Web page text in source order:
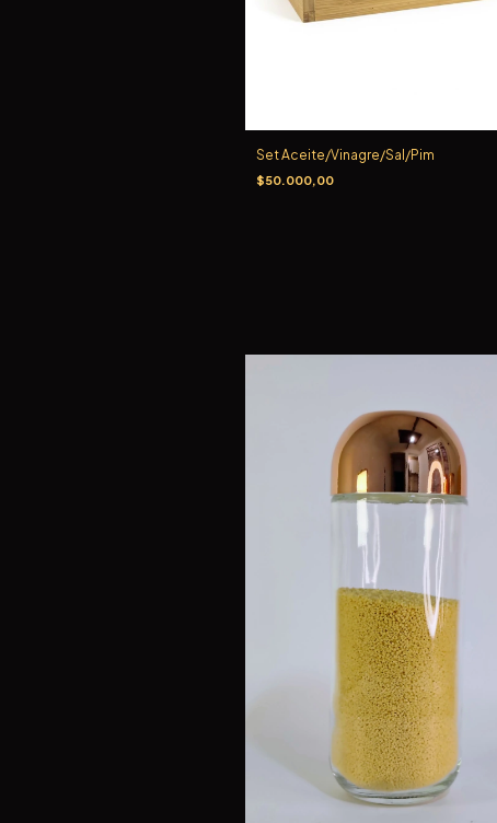
Set Aceite/Vinagre/Sal/Pim
$50.000,00